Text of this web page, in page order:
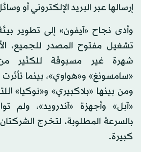
إرسالها عبر البريد الإلكتروني أو
وأدى نجاح «آيفون» إلى تطوير
تشغيل مفتوح المصدر للجميع،
شهرة غير مسبوقة للكثير
«سامسونغ» و«هواوي»، بينما
ومن بينها «بلاكبيري» و«نوكيا»
«آبل» وأجهزة «آندرويد»، ولم
بالسرعة المطلوبة، لتخرج
كبيرة.